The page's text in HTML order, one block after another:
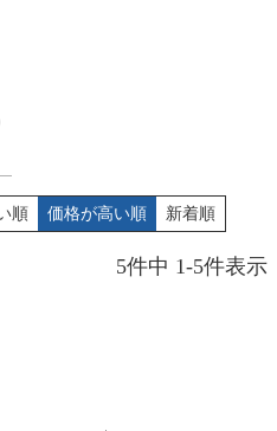
順 価格が高い順 新着順
5件中 1-5件表示